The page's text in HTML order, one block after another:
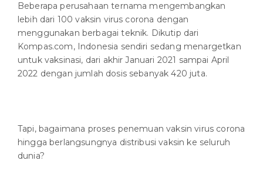
Beberapa perusahaan ternama mengembangkan
lebih dari 100 vaksin virus corona dengan
menggunakan berbagai teknik. Dikutip dari
Kompas.com, Indonesia sendiri sedang menargetkan
untuk vaksinasi, dari akhir Januari 2021 sampai April
2022 dengan jumlah dosis sebanyak 420 juta.
Tapi, bagaimana proses penemuan vaksin virus corona
hingga berlangsungnya distribusi vaksin ke seluruh
dunia?